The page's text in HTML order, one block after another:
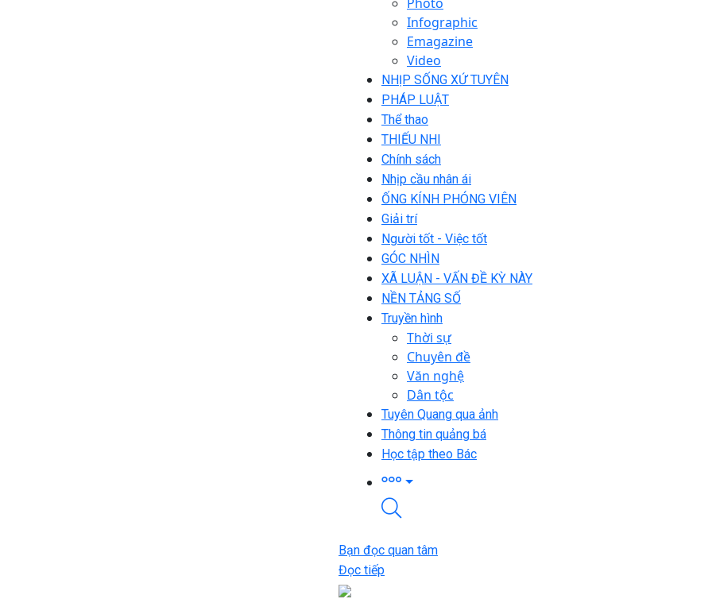
Infographic
Emagazine
Video
NHỊP SỐNG XỨ TUYÊN
PHÁP LUẬT
Thể thao
THIẾU NHI
Chính sách
Nhịp cầu nhân ái
ỐNG KÍNH PHÓNG VIÊN
Giải trí
Người tốt - Việc tốt
GÓC NHÌN
XÃ LUẬN - VẤN ĐỀ KỲ NÀY
NỀN TẢNG SỐ
Truyền hình
Thời sự
Chuyên đề
Văn nghệ
Dân tộc
Tuyên Quang qua ảnh
Thông tin quảng bá
Học tập theo Bác
Bạn đọc quan tâm
Đọc tiếp